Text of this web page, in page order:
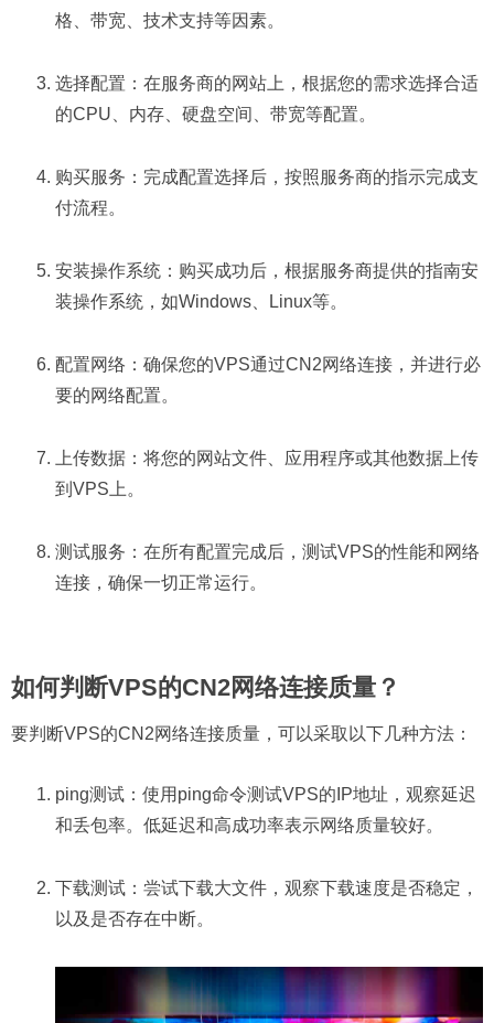
格、带宽、技术支持等因素。
选择配置：在服务商的网站上，根据您的需求选择合适
的CPU、内存、硬盘空间、带宽等配置。
购买服务：完成配置选择后，按照服务商的指示完成支
付流程。
安装操作系统：购买成功后，根据服务商提供的指南安
装操作系统，如Windows、Linux等。
配置网络：确保您的VPS通过CN2网络连接，并进行必
要的网络配置。
上传数据：将您的网站文件、应用程序或其他数据上传
到VPS上。
测试服务：在所有配置完成后，测试VPS的性能和网络
连接，确保一切正常运行。
如何判断VPS的CN2网络连接质量？
要判断VPS的CN2网络连接质量，可以采取以下几种方法：
ping测试：使用ping命令测试VPS的IP地址，观察延迟
和丢包率。低延迟和高成功率表示网络质量较好。
下载测试：尝试下载大文件，观察下载速度是否稳定，
以及是否存在中断。